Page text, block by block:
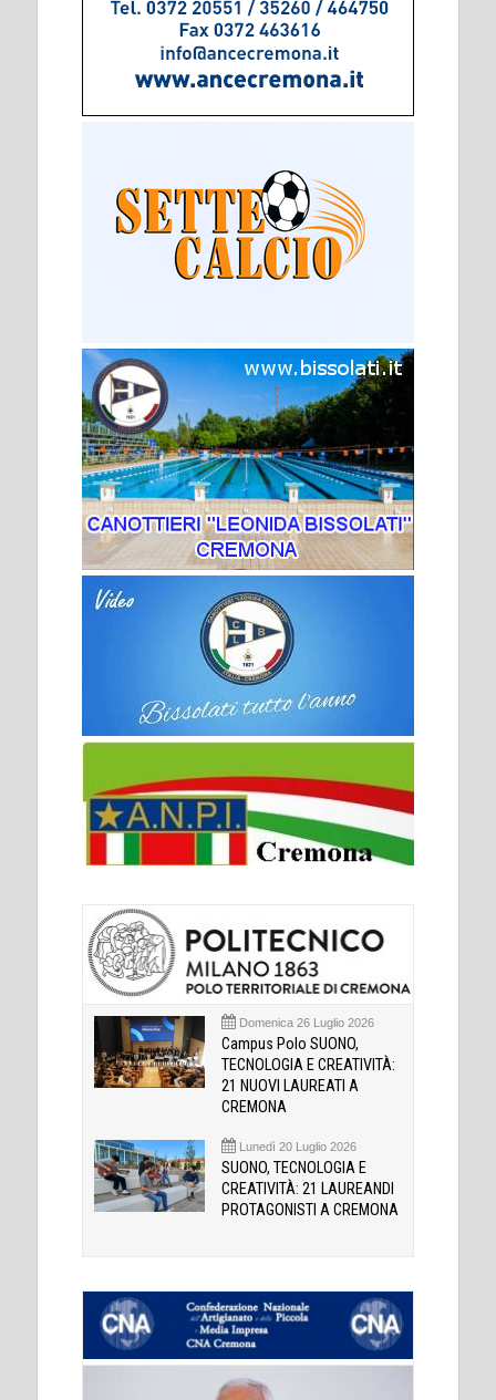
Domenica 26 Luglio 2026
Campus Polo SUONO,
TECNOLOGIA E CREATIVITÀ:
21 NUOVI LAUREATI A
CREMONA
Lunedì 20 Luglio 2026
SUONO, TECNOLOGIA E
CREATIVITÀ: 21 LAUREANDI
PROTAGONISTI A CREMONA